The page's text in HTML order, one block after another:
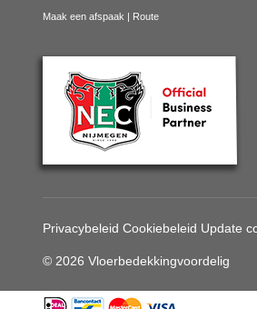
Maak een afspaak | Route
Privacybeleid Cookiebeleid Update
© 2026 Vloerbedekkingvoordelig